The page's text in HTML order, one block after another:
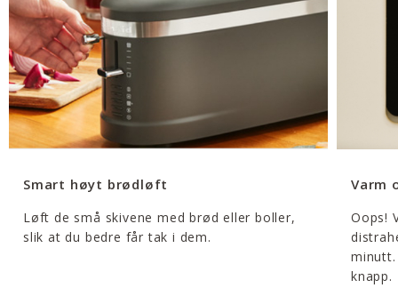
Smart høyt brødløft
Løft de små skivene med brød eller boller,
slik at du bedre får tak i dem.
Varm
Oops!
knapp.